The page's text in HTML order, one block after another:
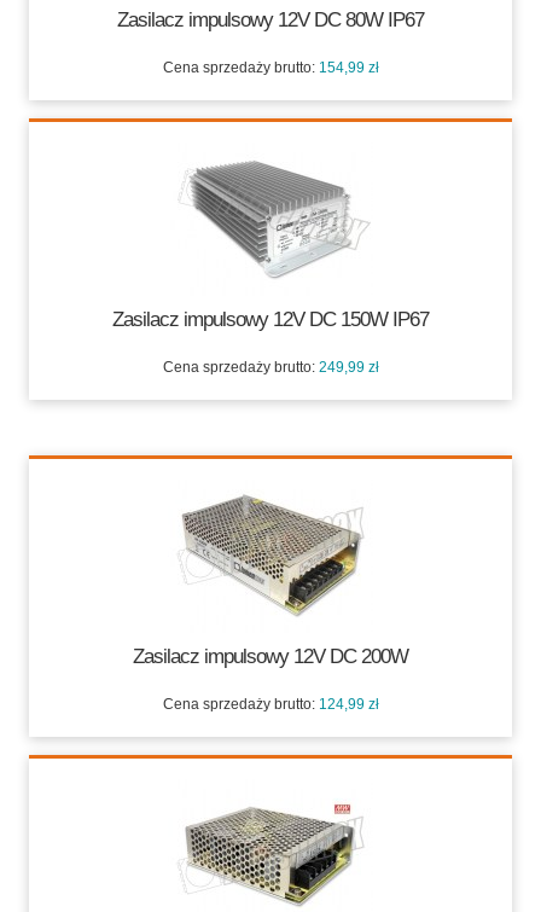
Zasilacz impulsowy 12V DC 80W IP67
Cena sprzedaży brutto: 154,99 zł
154,99 zł
Zasilacz impulsowy 12V DC 150W IP67
Cena sprzedaży brutto: 249,99 zł
Zasilacz impulsowy 12V DC 200W
Cena sprzedaży brutto: 124,99 zł
124,99 zł